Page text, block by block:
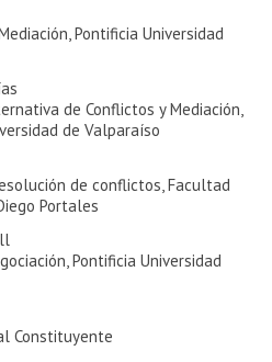
Pontificia Universidad
de Conflictos y Mediación,
de Valparaíso
de conflictos, Facultad
Portales
Pontificia Universidad
Constituyente